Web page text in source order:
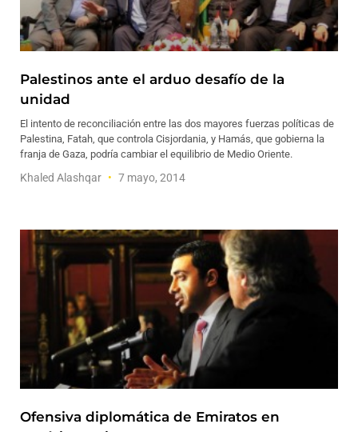
Palestinos ante el arduo desafío de la
unidad
El intento de reconciliación entre las dos mayores fuerzas políticas de
Palestina, Fatah, que controla Cisjordania, y Hamás, que gobierna la
franja de Gaza, podría cambiar el equilibrio de Medio Oriente.
Khaled Alashqar 7 mayo, 2014
Ofensiva diplomática de Emiratos en